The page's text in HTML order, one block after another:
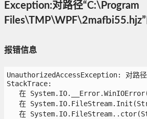
Exception:对路径“C:\Program
Files\TMP\WPF\2mafbi55.hjz”
报错信息
UnauthorizedAccessException: 对路
StackTrace:
在
在
在